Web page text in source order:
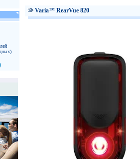
Varia™ RearVue 820